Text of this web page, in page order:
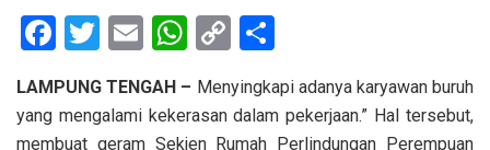
F
ce
b
T
tt
er
E
ail
W
at
s
C
py
Li
ar
e
LAMPUNG TENGAH – Menyingkapi adanya karyawan buruh
yang mengalami kekerasan dalam pekerjaan.” Hal tersebut,
membuat geram Sekjen Rumah Perlindungan Perempuan